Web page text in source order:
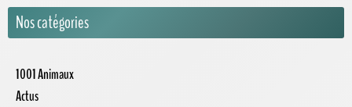
Nos catégories
1001 Animaux
Actus